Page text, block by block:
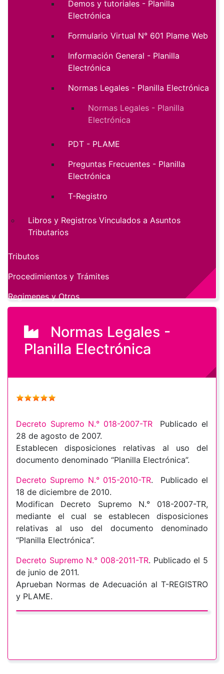
Normas Legales -
Planilla Electrónica
Decreto Supremo N.° 018-2007-TR Publicado el
28 de agosto de 2007.
Establecen disposiciones relativas al uso del
documento denominado “Planilla Electrónica”.
Decreto Supremo N.° 015-2010-TR. Publicado el
18 de diciembre de 2010.
Modifican Decreto Supremo N.° 018-2007-TR,
mediante el cual se establecen disposiciones
relativas al uso del documento denominado
“Planilla Electrónica”.
Decreto Supremo N.° 008-2011-TR. Publicado el 5
de junio de 2011.
Aprueban Normas de Adecuación al T-REGISTRO
y PLAME.
Demos y tutoriales - Planilla
Electrónica
Formulario Virtual N° 601 Plame Web
Información General - Planilla
Electrónica
Normas Legales - Planilla Electrónica
Normas Legales - Planilla
Electrónica
PDT - PLAME
Preguntas Frecuentes - Planilla
Electrónica
T-Registro
Libros y Registros Vinculados a Asuntos
Tributarios
Tributos
Procedimientos y Trámites
Regimenes y Otros